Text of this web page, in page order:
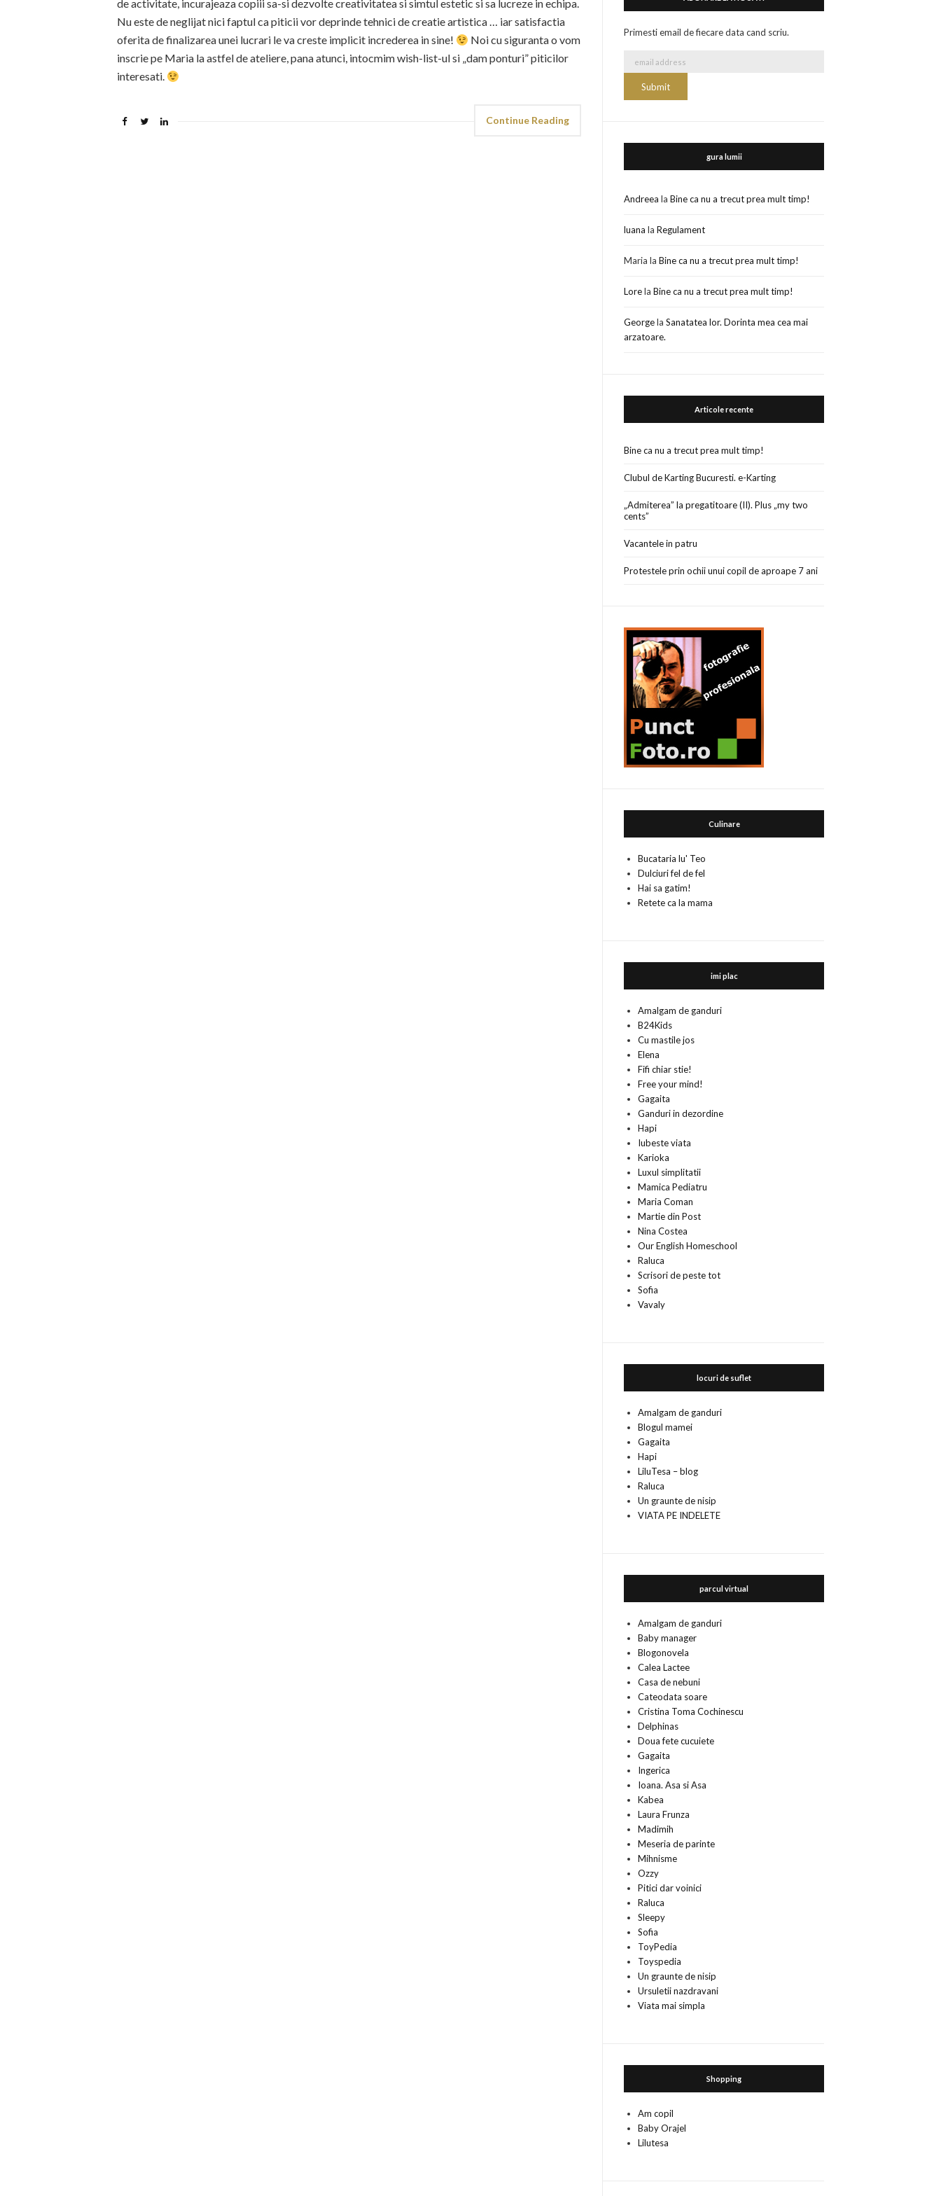
de activitate, incurajeaza copiii sa-si dezvolte creativitatea si simtul estetic si sa lucreze in echipa.
Nu este de neglijat nici faptul ca piticii vor deprinde tehnici de creatie artistica … iar satisfactia
oferita de finalizarea unei lucrari le va creste implicit increderea in sine!
Noi cu siguranta o vom
inscrie pe Maria la astfel de ateliere, pana atunci, intocmim wish-list-ul si „dam ponturi” piticilor
interesati.
Continue Reading
Primesti email de fiecare data cand scriu.
gura lumii
Andreea laBine ca nu a trecut prea mult timp!
luana laRegulament
Maria laBine ca nu a trecut prea mult timp!
LorelaBine ca nu a trecut prea mult timp!
GeorgelaSanatatea lor. Dorinta mea cea mai
arzatoare.
Articole recente
Bine ca nu a trecut prea mult timp!
Clubul de Karting Bucuresti. e-Karting
„Admiterea” la pregatitoare (II). Plus „my two
cents”
Vacantele in patru
Protestele prin ochii unui copil de aproape 7 ani
Culinare
Bucataria lu' Teo
Dulciuri fel de fel
Hai sa gatim!
Retete ca la mama
imi plac
Amalgam de ganduri
B24Kids
Cu mastile jos
Elena
Fifi chiar stie!
Free your mind!
Gagaita
Ganduri in dezordine
Hapi
Iubeste viata
Karioka
Luxul simplitatii
Mamica Pediatru
Maria Coman
Martie din Post
Nina Costea
Our English Homeschool
Raluca
Scrisori de peste tot
Sofia
Vavaly
locuri de suflet
Amalgam de ganduri
Blogul mamei
Gagaita
Hapi
LiluTesa – blog
Raluca
Un graunte de nisip
VIATA PE INDELETE
parcul virtual
Amalgam de ganduri
Baby manager
Blogonovela
Calea Lactee
Casa de nebuni
Cateodata soare
Cristina Toma Cochinescu
Delphinas
Doua fete cucuiete
Gagaita
Ingerica
Ioana. Asa si Asa
Kabea
Laura Frunza
Madimih
Meseria de parinte
Mihnisme
Ozzy
Pitici dar voinici
Raluca
Sleepy
Sofia
ToyPedia
Toyspedia
Un graunte de nisip
Ursuletii nazdravani
Viata mai simpla
Shopping
Am copil
Baby Orajel
Lilutesa